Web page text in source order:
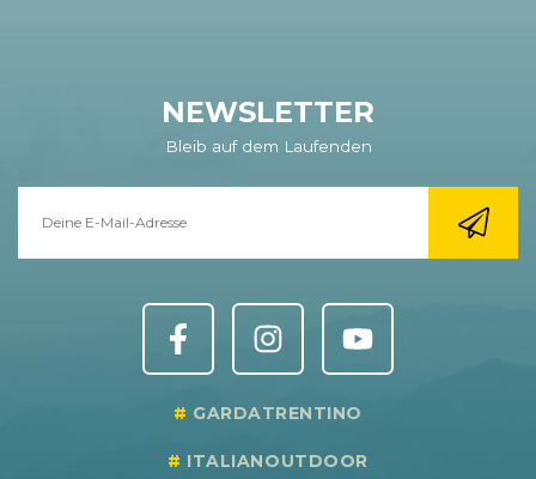
NEWSLETTER
Bleib auf dem Laufenden
GARDATRENTINO
ITALIANOUTDOOR